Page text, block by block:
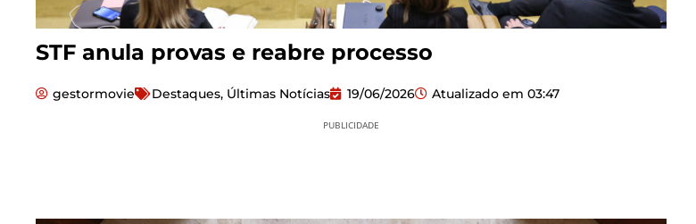
STF anula provas e reabre processo
gestormovie Destaques, Últimas Notícias 19/06/2026 Atualizado em 03:47
PUBLICIDADE